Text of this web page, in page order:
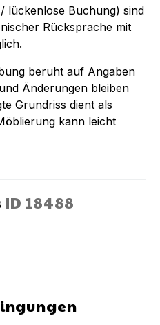
lückenlose Buchung) sind
Rücksprache mit
beruht auf Angaben
Änderungen bleiben
Grundriss dient als
kann leicht
ID 18488